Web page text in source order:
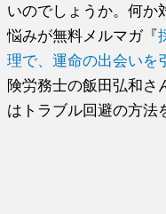
いのでしょうか。何か
悩みが無料メルマガ『
理で、運命の出会いを
険労務士の飯田弘和さ
はトラブル回避の方法